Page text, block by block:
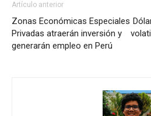
Artículo anterior
Zonas Económicas Especiales
Privadas atraerán inversión y
generarán empleo en Perú